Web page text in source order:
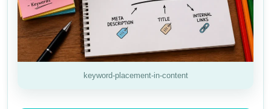
keyword-placement-in-content